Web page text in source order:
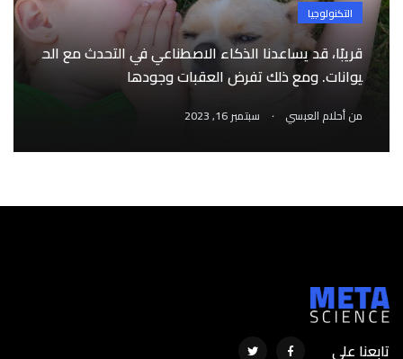
التكنولوجيا
قريبًا، قد يساعدنا الذكاء الاصطناعي في التحدث مع الح
يوانات. ومع ذلك تفرض العقبات وجودها
منأحلام العبسي . سبتمبر 16, 2023
تابعنا على